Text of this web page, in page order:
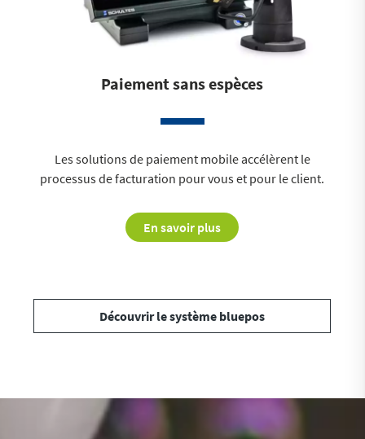
Paiement sans espèces
Les solutions de paiement mobile accélèrent le
processus de facturation pour vous et pour le client.
En savoir plus
Découvrir le système bluepos